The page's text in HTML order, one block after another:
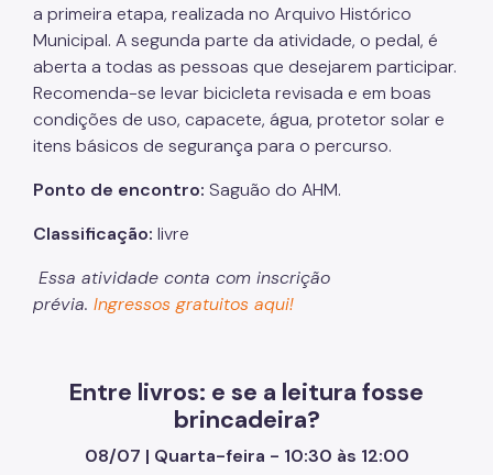
a primeira etapa, realizada no Arquivo Histórico
Municipal. A segunda parte da atividade, o pedal, é
aberta a todas as pessoas que desejarem participar.
Recomenda-se levar bicicleta revisada e em boas
condições de uso, capacete, água, protetor solar e
itens básicos de segurança para o percurso.
Ponto de encontro: Saguão do AHM.
Classificação: livre
Essa atividade conta com inscrição
prévia. Ingressos gratuitos aqui!
Entre livros: e se a leitura fosse
brincadeira?
08/07 | Quarta-feira - 10:30 às 12:00